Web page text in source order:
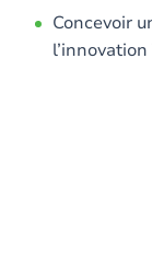
Concevoir